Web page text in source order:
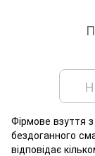
Фірмове взуття з
бездоганного
відповідає